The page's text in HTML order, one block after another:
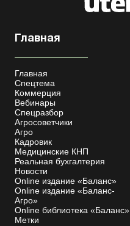
Главная
Главная
Спецтема
Коммерция
Вебинары
Спецразбор
Агросоветчики
Агро
Кадровик
Медицинские КНП
Реальная бухгалтерия
Новости
Online издание «Баланс»
Online издание «Баланс-
Агро»
Online библиотека «Баланс»
Метки